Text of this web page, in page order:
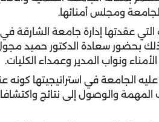
ومجلس أمنائها.
عقدتها إدارة جامعة الشارقة
بحضور سعادة الدكتور حميد
ونواب المدير وعمداء الكليات.
الجامعة في استراتيجيتها
المهمة والوصول إلى نتائج